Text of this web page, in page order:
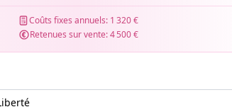
Coûts fixes annuels: 1 320 €
Retenues sur vente:4 500 €